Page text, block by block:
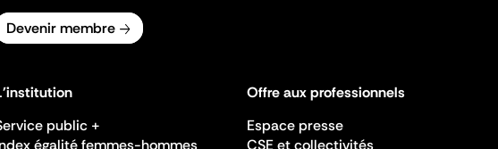
Devenir membre
public +
égalité femmes-hommes
Offre aux professionnels
Espace presse
CSE et collectivités